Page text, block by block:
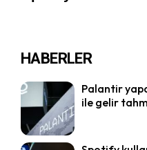
HABERLER
Palantir
ile gelir